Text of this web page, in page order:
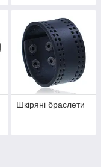
Шкіряні браслети